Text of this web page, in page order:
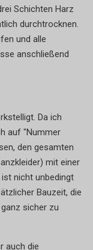
Schichten Harz
durchtrocknen.
und alle
anschließend
Da ich
auf "Nummer
den gesamten
mit einer
nicht unbedingt
Bauzeit, die
sicher zu
auch die